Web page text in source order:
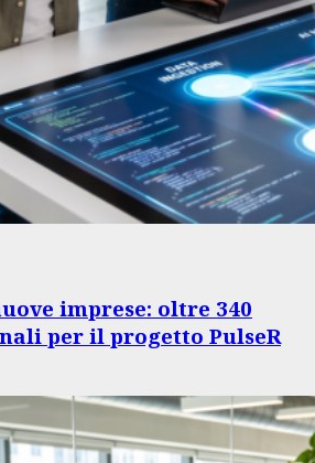
imprese: oltre 340
per il progetto PulseR